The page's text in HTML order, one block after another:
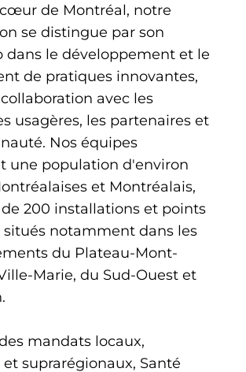
de Montréal, notre
se distingue par son
dans le développement et le
de pratiques innovantes,
avec les
usagères, les partenaires et
Nos équipes
une population d'environ
et Montréalais,
200 installations et points
situés notamment dans les
du Plateau-Mont-
Marie, du Sud-Ouest et
mandats locaux,
suprarégionaux, Santé